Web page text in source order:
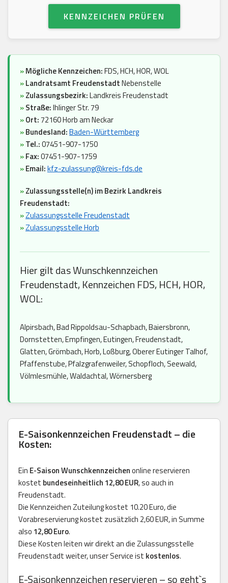
KENNZEICHEN PRÜFEN
»Mögliche Kennzeichen:FDS, HCH, HOR, WOL
»Landratsamt FreudenstadtNebenstelle
»Zulassungsbezirk:Landkreis Freudenstadt
»Straße:Ihlinger Str. 79
»Ort:72160 Horb am Neckar
»Bundesland:Baden-Württemberg
»Tel.:07451-907-1750
»Fax:07451-907-1759
»Email:kfz-zulassung@kreis-fds.de
»Zulassungsstelle(n) im Bezirk Landkreis
Freudenstadt:
»Zulassungsstelle Freudenstadt
»Zulassungsstelle Horb
Hier gilt das Wunschkennzeichen
Freudenstadt, Kennzeichen FDS, HCH, HOR,
WOL:
Alpirsbach, Bad Rippoldsau-Schapbach, Baiersbronn,
Dornstetten, Empfingen, Eutingen, Freudenstadt,
Glatten, Grömbach, Horb, Loßburg, Oberer Eutinger Talhof,
Pfaffenstube, Pfalzgrafenweiler, Schopfloch, Seewald,
Völmlesmühle, Waldachtal, Wörnersberg
E-Saisonkennzeichen Freudenstadt – die
Kosten:
Ein E-Saison Wunschkennzeichenonline reservieren
kostet bundeseinheitlich 12,80 EUR, so auch in
Freudenstadt.
Die Kennzeichen Zuteilung kostet 10.20 Euro, die
Vorabreservierung kostet zusätzlich 2,60 EUR, in Summe
also 12,80 Euro.
Diese Kosten leiten wir direkt an die Zulassungsstelle
Freudenstadt weiter, unser Service ist kostenlos.
E-Saisonkennzeichen reservieren – so geht`s